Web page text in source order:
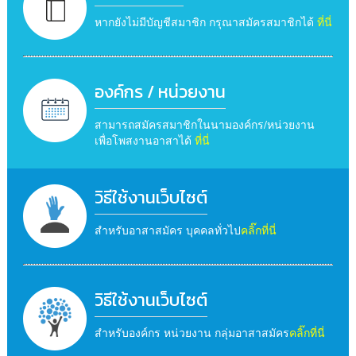
หากยังไม่มีบัญชีสมาชิก กรุณาสมัครสมาชิกได้ ที่นี่
องค์กร / หน่วยงาน
สามารถสมัครสมาชิกในนามองค์กร/หน่วยงาน
เพื่อโพสงานอาสาได้ ที่นี่
วิธีใช้งานเว็บไซต์
สำหรับอาสาสมัคร บุคคลทั่วไปคลิ๊กที่นี่
วิธีใช้งานเว็บไซต์
สำหรับองค์กร หน่วยงาน กลุ่มอาสาสมัครคลิ๊กที่นี่